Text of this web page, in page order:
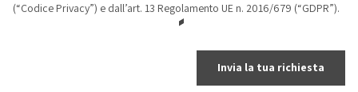
(“Codice Privacy”) e dall’art. 13 Regolamento UE n. 2016/679 (“GDPR”).